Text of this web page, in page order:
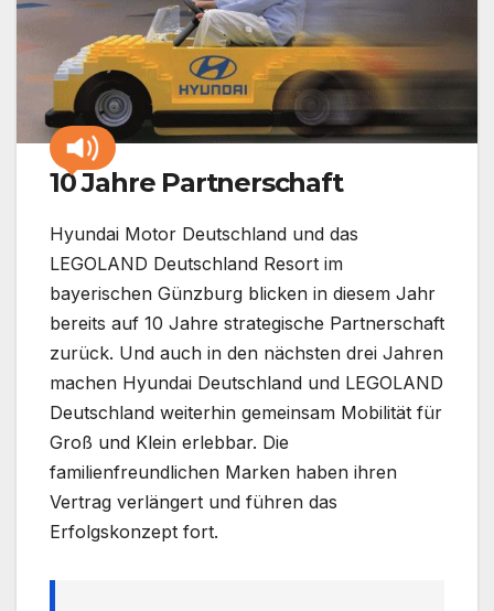
10 Jahre Partnerschaft
Hyundai Motor Deutschland und das
LEGOLAND Deutschland Resort im
bayerischen Günzburg blicken in diesem Jahr
bereits auf 10 Jahre strategische Partnerschaft
zurück. Und auch in den nächsten drei Jahren
machen Hyundai Deutschland und LEGOLAND
Deutschland weiterhin gemeinsam Mobilität für
Groß und Klein erlebbar. Die
familienfreundlichen Marken haben ihren
Vertrag verlängert und führen das
Erfolgskonzept fort.